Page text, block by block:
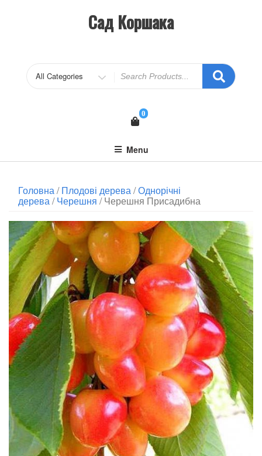
Сад Коршака
0
Menu
Головна/Плодові дерева/Однорічні
дерева/Черешня / Черешня Присадибна